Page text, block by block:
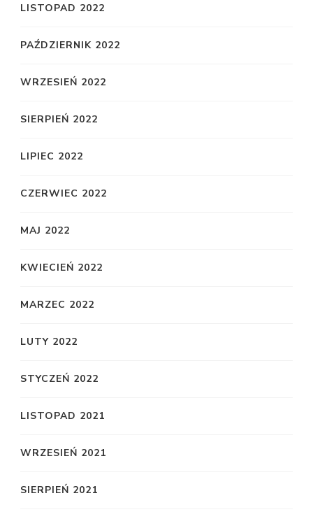
LISTOPAD 2022
PAŹDZIERNIK 2022
WRZESIEŃ 2022
SIERPIEŃ 2022
LIPIEC 2022
CZERWIEC 2022
MAJ 2022
KWIECIEŃ 2022
MARZEC 2022
LUTY 2022
STYCZEŃ 2022
LISTOPAD 2021
WRZESIEŃ 2021
SIERPIEŃ 2021